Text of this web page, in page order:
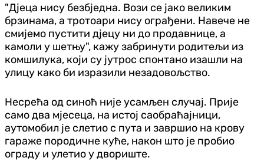
"Дјеца нису безбједна. Вози се јако великим
брзинама, а тротоари нису ограђени. Навече не
смијемо пустити дјецу ни до продавнице, а
камоли у шетњу", кажу забринути родитељи из
комшилука, који су јутрос спонтано изашли на
улицу како би изразили незадовољство.
Несрећа од синоћ није усамљен случај. Прије
само два мјесеца, на истој саобраћајници,
аутомобил је слетио с пута и завршио на крову
гараже породичне куће, након што је пробио
ограду и улетио у двориште.